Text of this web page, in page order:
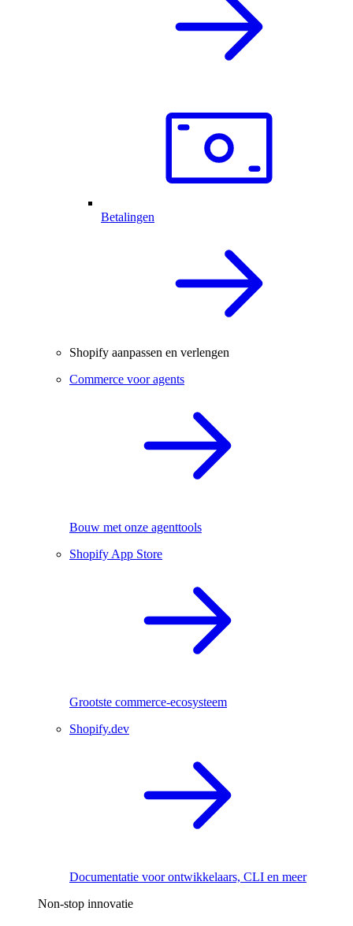
Betalingen
Shopify aanpassen en verlengen
Commerce voor agents
Bouw met onze agenttools
Shopify App Store
Grootste commerce-ecosysteem
Shopify.dev
Documentatie voor ontwikkelaars, CLI en meer
Non-stop innovatie